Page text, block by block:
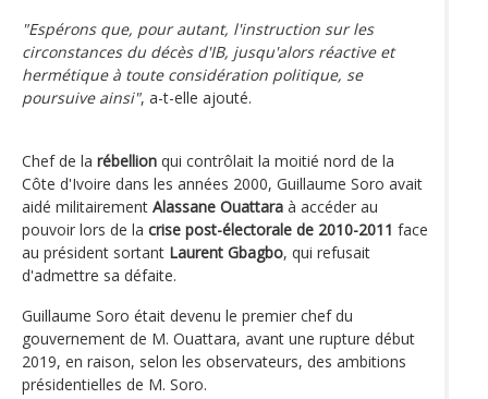
"Espérons que, pour autant, l'instruction sur les
circonstances du décès d'IB, jusqu'alors réactive et
hermétique à toute considération politique, se
poursuive ainsi", a-t-elle ajouté.
Chef de la rébellion qui contrôlait la moitié nord de la
Côte d'Ivoire dans les années 2000, Guillaume Soro avait
aidé militairement Alassane Ouattara à accéder au
pouvoir lors de la crise post-électorale de 2010-2011 face
au président sortant Laurent Gbagbo, qui refusait
d'admettre sa défaite.
Guillaume Soro était devenu le premier chef du
gouvernement de M. Ouattara, avant une rupture début
2019, en raison, selon les observateurs, des ambitions
présidentielles de M. Soro.